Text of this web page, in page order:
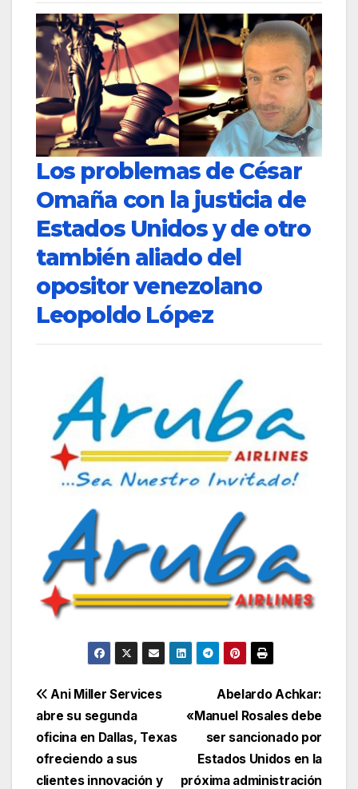
Los problemas de César
Omaña con la justicia de
Estados Unidos y de otro
también aliado del
opositor venezolano
Leopoldo López
Navegación
de
entradas
Abelardo Achkar:
«Manuel Rosales debe
ser sancionado por
Estados Unidos en la
próxima administración
Ani Miller Services
abre su segunda
oficina en Dallas, Texas
ofreciendo a sus
clientes innovación y